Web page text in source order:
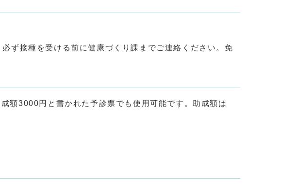
ず接種を受ける前に健康づくり課までご連絡ください。免
額3000円と書かれた予診票でも使用可能です。助成額は